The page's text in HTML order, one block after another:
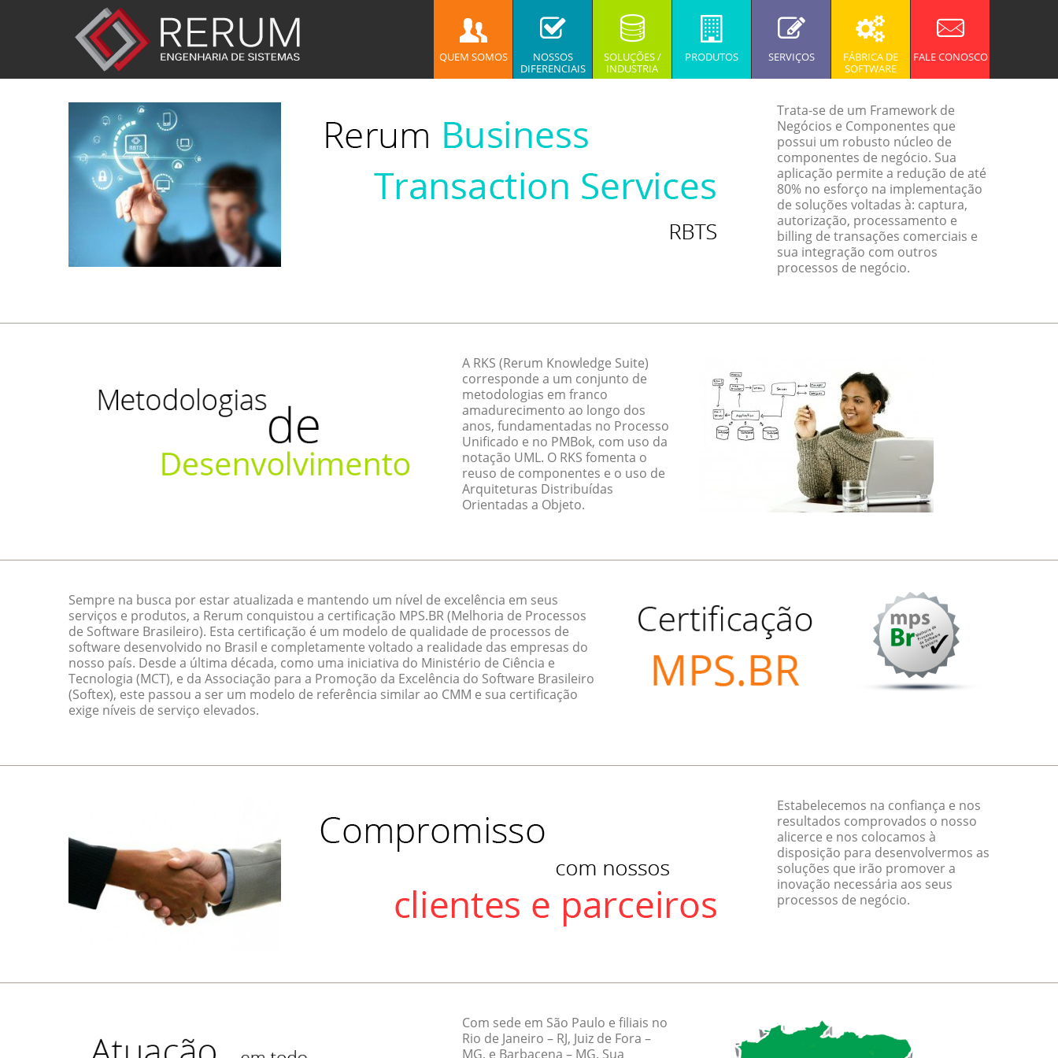
QUEM SOMOS
NOSSOS
DIFERENCIAIS
SOLUÇÕES /
INDUSTRIA
PRODUTOS SERVIÇOS
FÁBRICA DE
SOFTWARE
FALE CONOSCO
Trata-se de um Framework de
Negócios e Componentes que
possui um robusto núcleo de
componentes de negócio. Sua
aplicação permite a redução de até
80% no esforço na implementação
de soluções voltadas à: captura,
autorização, processamento e
billing de transações comerciais e
sua integração com outros
processos de negócio.
A RKS (Rerum Knowledge Suite)
corresponde a um conjunto de
metodologias em franco
amadurecimento ao longo dos
anos, fundamentadas no Processo
Unificado e no PMBok, com uso da
notação UML. O RKS fomenta o
reuso de componentes e o uso de
Arquiteturas Distribuídas
Orientadas a Objeto.
Sempre na busca por estar atualizada e mantendo um nível de excelência em seus
serviços e produtos, a Rerum conquistou a certificação MPS.BR (Melhoria de Processos
de Software Brasileiro). Esta certificação é um modelo de qualidade de processos de
software desenvolvido no Brasil e completamente voltado a realidade das empresas do
nosso país. Desde a última década, como uma iniciativa do Ministério de Ciência e
Tecnologia (MCT), e da Associação para a Promoção da Excelência do Software Brasileiro
(Softex), este passou a ser um modelo de referência similar ao CMM e sua certificação
exige níveis de serviço elevados.
Estabelecemos na confiança e nos
resultados comprovados o nosso
alicerce e nos colocamos à
disposição para desenvolvermos as
soluções que irão promover a
inovação necessária aos seus
processos de negócio.
Com sede em São Paulo e filiais no
Rio de Janeiro – RJ, Juiz de Fora –
MG, e Barbacena – MG. Sua